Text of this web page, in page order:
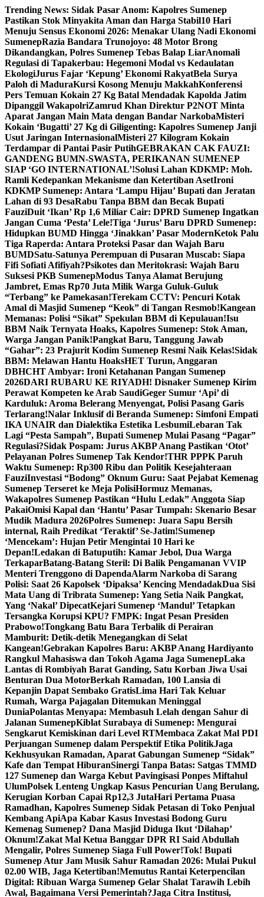
Skip
to
content
Trending News: Sidak Pasar Anom: Kapolres Sumenep
Pastikan Stok Minyakita Aman dan Harga Stabil10 Hari
Menuju Sensus Ekonomi 2026: Menakar Ulang Nadi Ekonomi
SumenepRazia Bandara Trunojoyo: 48 Motor Brong
Dikandangkan, Polres Sumenep Tebas Balap LiarAnomali
Regulasi di Tapakerbau: Hegemoni Modal vs Kedaulatan
EkologiJurus Fajar ‘Kepung’ Ekonomi RakyatBela Surya
Paloh di MaduraKursi Kosong Menuju MakkahKonferensi
Pers Temuan Kokain 27 Kg Batal Mendadak Kapolda Jatim
Dipanggil WakapolriZamrud Khan Direktur P2NOT Minta
Aparat Jangan Main Mata dengan Bandar NarkobaMisteri
Kokain ‘Bugatti’ 27 Kg di Giligenting: Kapolres Sumenep Janji
Usut Jaringan InternasionalMisteri 27 Kilogram Kokain
Terdampar di Pantai Pasir PutihGEBRAKAN CAK FAUZI:
GANDENG BUMN-SWASTA, PERIKANAN SUMENEP
SIAP ‘GO INTERNATIONAL’!Solusi Lahan KDKMP: Moh.
Ramli Kedepankan Mekanisme dan Ketertiban AsetIroni
KDKMP Sumenep: Antara ‘Lampu Hijau’ Bupati dan Jeratan
Lahan di 93 DesaRabu Tanpa BBM dan Becak Bupati
FauziDuit ‘Ikan’ Rp 1,6 Miliar Cair: DPRD Sumenep Ingatkan
Jangan Cuma ‘Pesta’ Lele!Tiga ‘Jurus’ Baru DPRD Sumenep:
Hidupkan BUMD Hingga ‘Jinakkan’ Pasar ModernKetok Palu
Tiga Raperda: Antara Proteksi Pasar dan Wajah Baru
BUMDSatu-Satunya Perempuan di Pusaran Muscab: Siapa
Fifi Sofiati Afifiyah?Psikotes dan Meritokrasi: Wajah Baru
Suksesi PKB SumenepModus Tanya Alamat Berujung
Jambret, Emas Rp70 Juta Milik Warga Guluk-Guluk
“Terbang” ke Pamekasan!Terekam CCTV: Pencuri Kotak
Amal di Masjid Sumenep “Keok” di Tangan Resmob!Kangean
Memanas: Polisi “Sikat” Spekulan BBM di Kepulauan!Isu
BBM Naik Ternyata Hoaks, Kapolres Sumenep: Stok Aman,
Warga Jangan Panik!Pangkat Baru, Tanggung Jawab
“Gahar”: 23 Prajurit Kodim Sumenep Resmi Naik Kelas!Sidak
BBM: Melawan Hantu HoaksHET Turun, Anggaran
DBHCHT Ambyar: Ironi Ketahanan Pangan Sumenep
2026DARI RUBARU KE RIYADH! Disnaker Sumenep Kirim
Perawat Kompeten ke Arab SaudiGeger Sumur ‘Api’ di
Karduluk: Aroma Belerang Menyengat, Polisi Pasang Garis
Terlarang!Nalar Inklusif di Beranda Sumenep: Simfoni Empati
IKA UNAIR dan Dialektika Estetika LesbumiLebaran Tak
Lagi “Pesta Sampah”, Bupati Sumenep Mulai Pasang “Pagar”
Regulasi?Sidak Pospam: Jurus AKBP Anang Pastikan ‘Otot’
Pelayanan Polres Sumenep Tak Kendor!THR PPPK Paruh
Waktu Sumenep: Rp300 Ribu dan Politik Kesejahteraan
FauziInvestasi “Bodong” Oknum Guru: Saat Pejabat Kemenag
Sumenep Terseret ke Meja PolisiHormuz Memanas,
Wakapolres Sumenep Pastikan “Hulu Ledak” Anggota Siap
PakaiOmisi Kapal dan ‘Hantu’ Pasar Tumpah: Skenario Besar
Mudik Madura 2026Polres Sumenep: Juara Sapu Bersih
internal, Raih Predikat ‘Teraktif’ Se-Jatim!Sumenep
‘Mencekam’: Hujan Petir Mengintai 10 Hari ke
Depan!Ledakan di Batuputih: Kamar Jebol, Dua Warga
TerkaparBatang-Batang Steril: Di Balik Pengamanan VVIP
Menteri Trenggono di DapendaAlarm Narkoba di Sarang
Polisi: Saat 26 Kapolsek ‘Dipaksa’ Kencing MendadakDua Sisi
Mata Uang di Tribrata Sumenep: Yang Setia Naik Pangkat,
Yang ‘Nakal’ DipecatKejari Sumenep ‘Mandul’ Tetapkan
Tersangka Korupsi KPU? FMPK: Ingat Pesan Presiden
Prabowo!Tongkang Batu Bara Terbalik di Perairan
Mamburit: Detik-detik Menegangkan di Selat
Kangean!Gebrakan Kapolres Baru: AKBP Anang Hardiyanto
Rangkul Mahasiswa dan Tokoh Agama Jaga SumenepLaka
Lantas di Rombiyah Barat Ganding, Satu Korban Jiwa Usai
Benturan Dua MotorBerkah Ramadan, 100 Lansia di
Kepanjin Dapat Sembako GratisLima Hari Tak Keluar
Rumah, Warga Pajagalan Ditemukan Meninggal
DuniaPolantas Menyapa: Membasuh Lelah dengan Sahur di
Jalanan SumenepKiblat Surabaya di Sumenep: Mengurai
Sengkarut Kemiskinan dari Level RTMembaca Zakat Mal PDI
Perjuangan Sumenep dalam Perspektif Etika PolitikJaga
Kekhusyukan Ramadan, Aparat Gabungan Sumenep “Sidak”
Kafe dan Tempat HiburanSinergi Tanpa Batas: Satgas TMMD
127 Sumenep dan Warga Kebut Pavingisasi Ponpes Miftahul
UlumPolsek Lenteng Ungkap Kasus Pencurian Uang Berulang,
Kerugian Korban Capai Rp12,3 JutaHari Pertama Puasa
Ramadhan, Kapolres Sumenep Sidak Petasan di Toko Penjual
Kembang ApiApa Kabar Kasus Investasi Bodong Guru
Kemenag Sumenep? Dana Masjid Diduga Ikut ‘Dilahap’
Oknum!Zakat Mal Ketua Banggar DPR RI Said Abdullah
Mengalir, Polres Sumenep Siaga Full Power!Tok! Bupati
Sumenep Atur Jam Musik Sahur Ramadan 2026: Mulai Pukul
02.00 WIB, Jaga Ketertiban!Memutus Rantai Keterpencilan
Digital: Ribuan Warga Sumenep Gelar Shalat Tarawih Lebih
Awal, Bagaimana Versi Pemerintah?Jaga Citra Institusi,